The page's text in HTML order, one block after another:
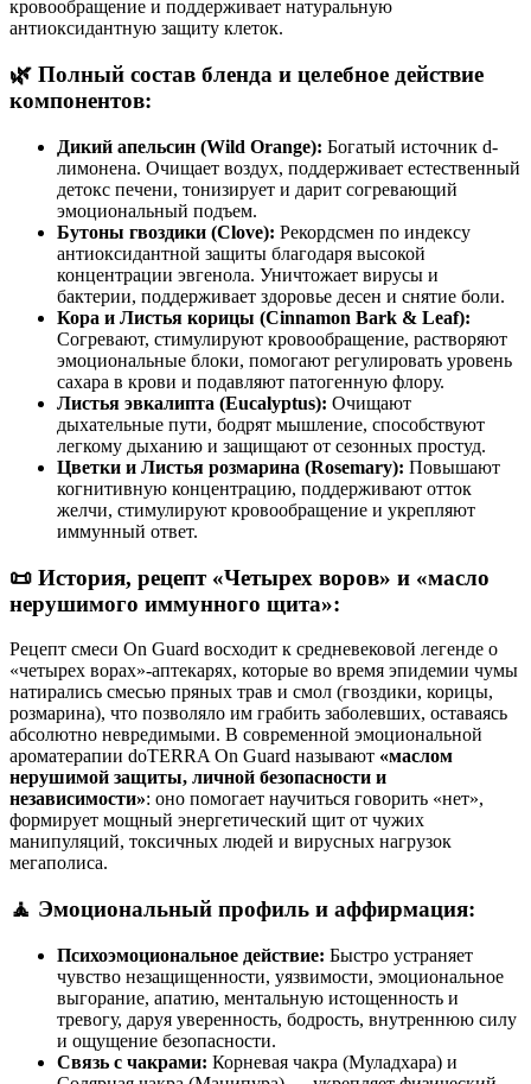
кровообращение и поддерживает натуральную
антиоксидантную защиту клеток.
🌿 Полный состав бленда и целебное действие
компонентов:
Дикий апельсин (Wild Orange): Богатый источник d-
лимонена. Очищает воздух, поддерживает естественный
детокс печени, тонизирует и дарит согревающий
эмоциональный подъем.
Бутоны гвоздики (Clove): Рекордсмен по индексу
антиоксидантной защиты благодаря высокой
концентрации эвгенола. Уничтожает вирусы и
бактерии, поддерживает здоровье десен и снятие боли.
Кора и Листья корицы (Cinnamon Bark & Leaf):
Согревают, стимулируют кровообращение, растворяют
эмоциональные блоки, помогают регулировать уровень
сахара в крови и подавляют патогенную флору.
Листья эвкалипта (Eucalyptus): Очищают
дыхательные пути, бодрят мышление, способствуют
легкому дыханию и защищают от сезонных простуд.
Цветки и Листья розмарина (Rosemary): Повышают
когнитивную концентрацию, поддерживают отток
желчи, стимулируют кровообращение и укрепляют
иммунный ответ.
📜 История, рецепт «Четырех воров» и «масло
нерушимого иммунного щита»:
Рецепт смеси On Guard восходит к средневековой легенде о
«четырех ворах»-аптекарях, которые во время эпидемии чумы
натирались смесью пряных трав и смол (гвоздики, корицы,
розмарина), что позволяло им грабить заболевших, оставаясь
абсолютно невредимыми. В современной эмоциональной
ароматерапии doTERRA On Guard называют «маслом
нерушимой защиты, личной безопасности и
независимости»: оно помогает научиться говорить «нет»,
формирует мощный энергетический щит от чужих
манипуляций, токсичных людей и вирусных нагрузок
мегаполиса.
🧘 Эмоциональный профиль и аффирмация:
Психоэмоциональное действие: Быстро устраняет
чувство незащищенности, уязвимости, эмоциональное
выгорание, апатию, ментальную истощенность и
тревогу, даруя уверенность, бодрость, внутреннюю силу
и ощущение безопасности.
Связь с чакрами: Корневая чакра (Муладхара) и